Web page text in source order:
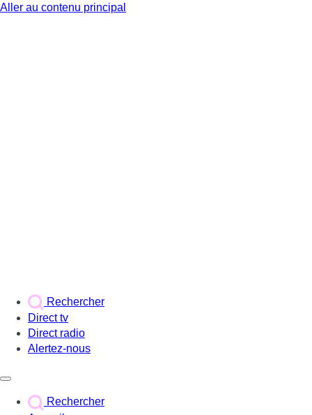
Aller au contenu principal
Rechercher
Direct tv
Direct radio
Alertez-nous
Rechercher